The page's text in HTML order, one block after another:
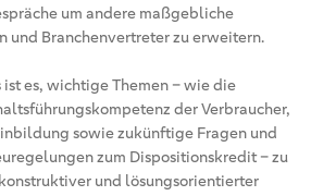
um andere maßgebliche
und Branchenvertreter zu erweitern.
ist es, wichtige Themen – wie die
der Verbraucher,
sowie zukünftige Fragen und
zum Dispositionskredit – zu
und lösungsorientierter